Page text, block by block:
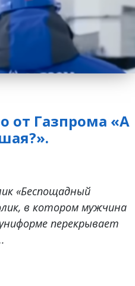
от Газпрома «А
«Беспощадный
в котором мужчина
перекрывает